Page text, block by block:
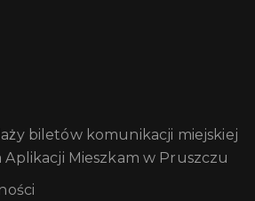
biletów komunikacji miejskiej
Mieszkam w Pruszczu